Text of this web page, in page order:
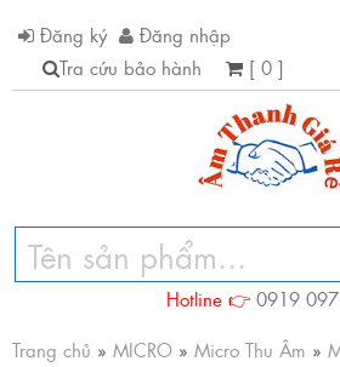
Đăng ký
Đăng nhập
Tra cứu bảo hành
[ 0 ]
Hotline 👉 0919
Trang chủ » MICRO » Micro Thu Âm »